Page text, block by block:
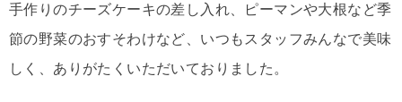
手作りのチーズケーキの差し入れ、ピーマンや大根など季
節の野菜のおすそわけなど、いつもスタッフみんなで美味
しく、ありがたくいただいておりました。